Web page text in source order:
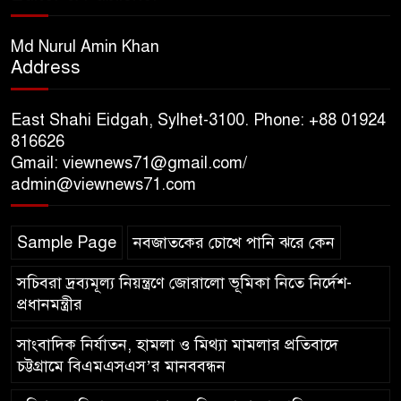
শহীদদের প্রতি গভীর শ্রদ্ধা নিবেদন করেন
মামলায় এক বছরের সাজা
‘সমন্বিত উদ্যোগেই গড়ে উঠবে
আধুনিক সিলেট’ – বাণিজ্যমন্ত্রী
ত্রিতরঙ্গের বাদল সাঁঝের বর্ণাঢ্য
আয়োজন ‘শ্রাবনের মেঘগুলো’
Md Nurul Amin Khan
Address
East Shahi Eidgah, Sylhet-3100. Phone: +88 01924
816626
Gmail: viewnews71@gmail.com/
admin@viewnews71.com
Sample Page নবজাতকের চোখে পানি ঝরে কেন
সচিবরা দ্রব্যমূল্য নিয়ন্ত্রণে জোরালো ভূমিকা নিতে নির্দেশ-
প্রধানমন্ত্রীর
সাংবাদিক নির্যাতন, হামলা ও মিথ্যা মামলার প্রতিবাদে
চট্টগ্রামে বিএমএসএস’র মানববন্ধন